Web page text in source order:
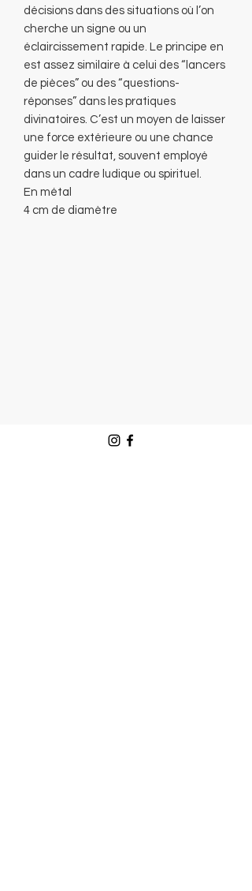
décisions dans des situations où l’on
cherche un signe ou un
éclaircissement rapide. Le principe en
est assez similaire à celui des “lancers
de pièces” ou des “questions-
réponses” dans les pratiques
divinatoires. C’est un moyen de laisser
une force extérieure ou une chance
guider le résultat, souvent employé
dans un cadre ludique ou spirituel.
En métal
4 cm de diamètre